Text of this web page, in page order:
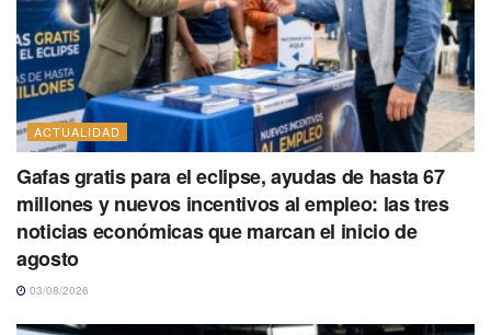
ACTUALIDAD
Gafas gratis para el eclipse, ayudas de hasta 67
millones y nuevos incentivos al empleo: las tres
noticias económicas que marcan el inicio de
agosto
03/08/2026